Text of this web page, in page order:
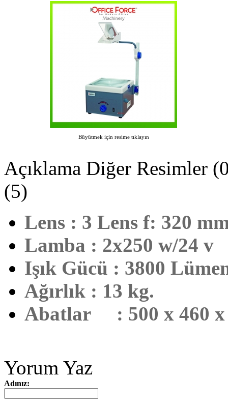
Büyütmek için resime tıklayın
Açıklama Diğer Resimler
(5)
Lens : 3 Lens f: 320
Lamba : 2x250 w/24 v
Işık Gücü : 3800
Ağırlık : 13 kg.
Abatlar
: 500 x 460
Yorum Yaz
Adınız: